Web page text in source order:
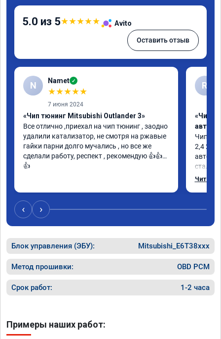
5.0 из 5★★★★★ Avito
Оставить отзыв
N Namet ✓
★★★★★
7 июня 2024
«Чип тюнинг Mitsubishi Outlander 3»
Все отлично ,приехал на чип тюнинг , заодно
удалили катализатор, не смотря на ржавые
гайки парни долго мучались , но все же
сделали работу, респект , рекомендую 👍👍
👍
R
«Чип
Чип
2,4
стал
Читать
‹ ›
Блок управления (ЭБУ): Mitsubishi_E6T38xxx
Метод прошивки: OBD PCM
Срок работ: 1-2 часа
Примеры наших работ: